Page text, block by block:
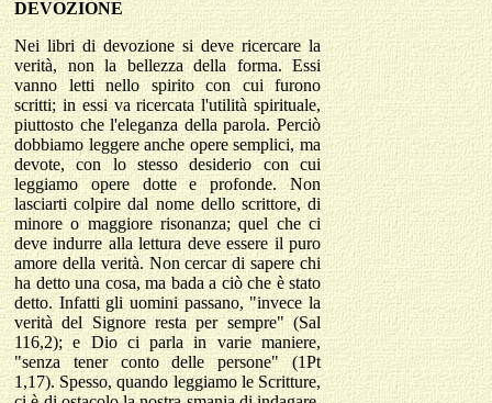
DEVOZIONE
Nei libri di devozione si deve ricercare la
verità, non la bellezza della forma. Essi
vanno letti nello spirito con cui furono
scritti; in essi va ricercata l'utilità spirituale,
piuttosto che l'eleganza della parola. Perciò
dobbiamo leggere anche opere semplici, ma
devote, con lo stesso desiderio con cui
leggiamo opere dotte e profonde. Non
lasciarti colpire dal nome dello scrittore, di
minore o maggiore risonanza; quel che ci
deve indurre alla lettura deve essere il puro
amore della verità. Non cercar di sapere chi
ha detto una cosa, ma bada a ciò che è stato
detto. Infatti gli uomini passano, "invece la
verità del Signore resta per sempre" (Sal
116,2); e Dio ci parla in varie maniere,
"senza tener conto delle persone" (1Pt
1,17). Spesso, quando leggiamo le Scritture,